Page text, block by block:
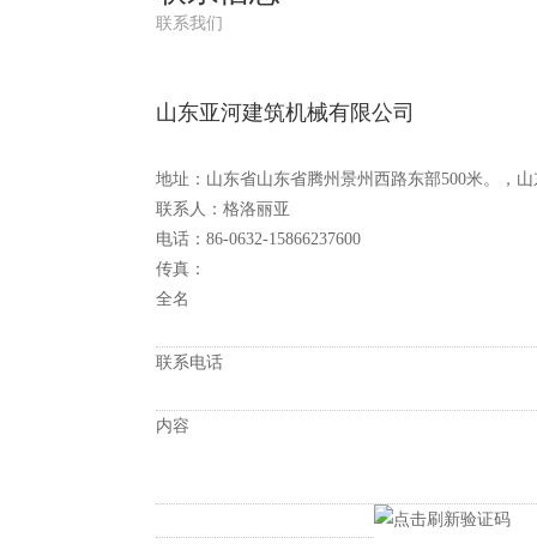
联系我们
山东亚河建筑机械有限公司
地址：山东省山东省腾州景州西路东部500米。，
联系人：格洛丽亚
电话：86-0632-15866237600
传真：
全名
联系电话
内容